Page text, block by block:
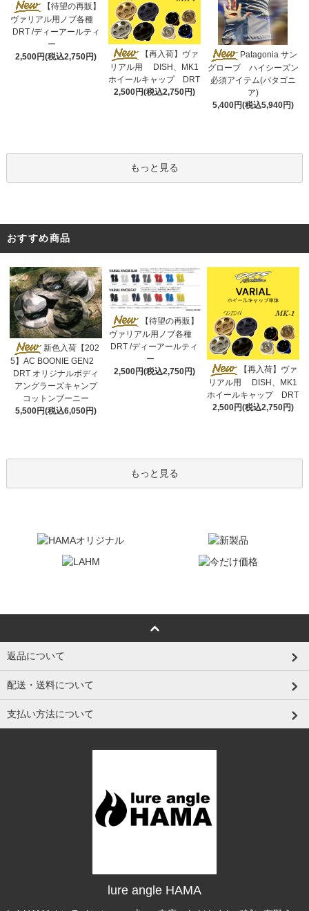
【待望の再販】
ヴァリアル用ノブ各種
DRT /ディーアールティ
ー
2,500円(税込2,750円)
【再入荷】ヴァ
リアル用 DISH、MK1
ホイールキャップ DRT
2,500円(税込2,750円)
Patagonia サン
グローブ ハイシーズン
必須アイテム(パタゴニ
ア)
5,400円(税込5,940円)
もっと見る
おすすめ商品
新色入荷【202
5】AC BOONIE GEN2
DRT オリジナルボディ
アングラーズキャンプ
コットンブーニー
5,500円(税込6,050円)
【待望の再販】
ヴァリアル用ノブ各種
DRT /ディーアールティ
ー
2,500円(税込2,750円)
【再入荷】ヴァ
リアル用 DISH、MK1
ホイールキャップ DRT
2,500円(税込2,750円)
もっと見る
返品について
配送・送料について
支払い方法について
lure angle HAMA